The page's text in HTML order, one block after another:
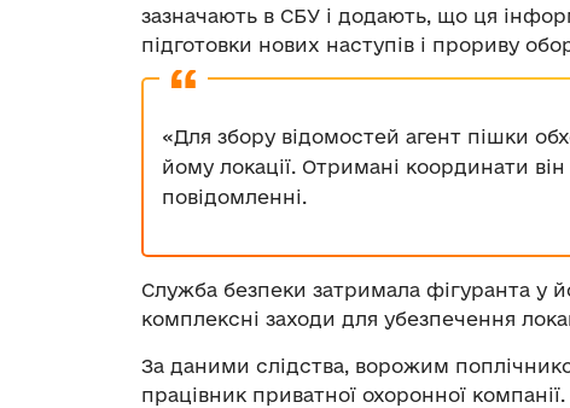
зазначають в СБУ і додають, що ця
підготовки нових наступів і прориву
«Для збору відомостей агент пішки
йому локації. Отримані координати
повідомленні.
Служба безпеки затримала фігуранта у
комплексні заходи для убезпечення
За даними слідства, ворожим
працівник приватної охоронної компанії.